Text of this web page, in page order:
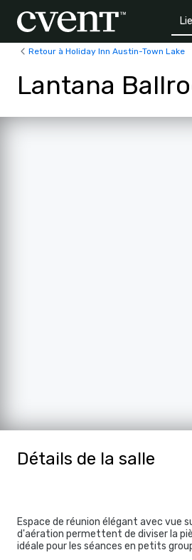
Retour à Holiday Inn Austin-Town Lake
Lantana
Détails de la salle
Espace de réunion élégant avec vue
d'aération permettent de diviser la
idéale pour les séances en petits